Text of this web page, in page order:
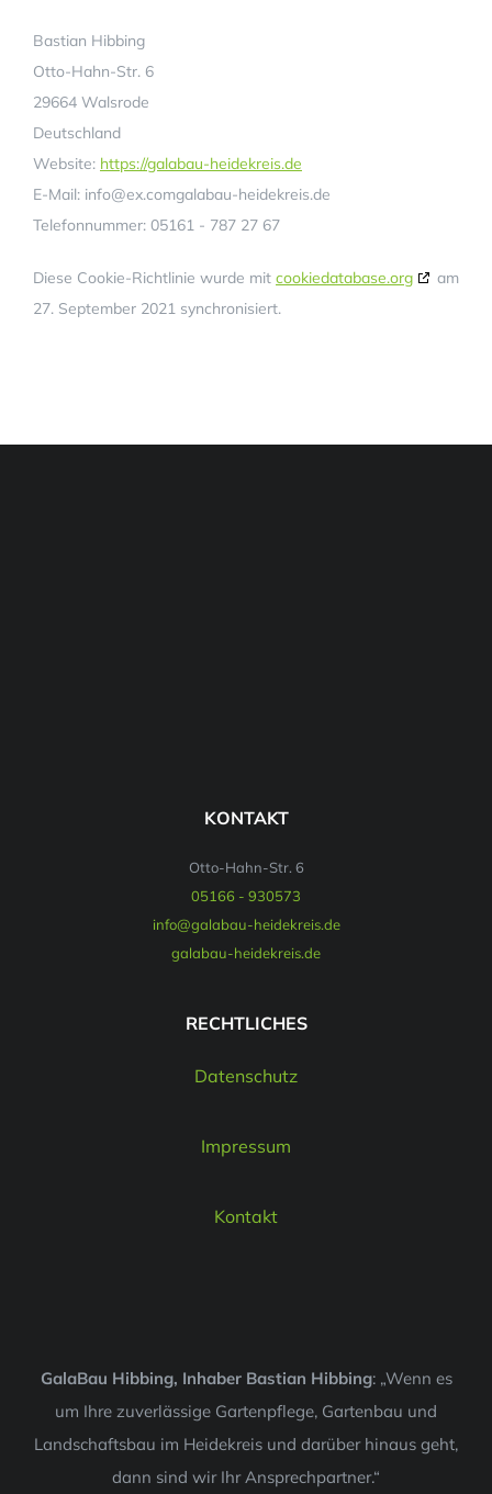
Bastian Hibbing
Otto-Hahn-Str. 6
29664 Walsrode
Deutschland
Website: https://galabau-heidekreis.de
E-Mail: info@ex.comgalabau-heidekreis.de
Telefonnummer: 05161 - 787 27 67
Diese Cookie-Richtlinie wurde mit cookiedatabase.org
am
27. September 2021 synchronisiert.
KONTAKT
Otto-Hahn-Str. 6
05166 - 930573
info@galabau-heidekreis.de
galabau-heidekreis.de
RECHTLICHES
Datenschutz
Impressum
Kontakt
GalaBau Hibbing, Inhaber Bastian Hibbing: „Wenn es
um Ihre zuverlässige Gartenpflege, Gartenbau und
Landschaftsbau im Heidekreis und darüber hinaus geht,
dann sind wir Ihr Ansprechpartner.“